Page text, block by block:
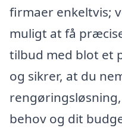
firmaer enkeltvis;
muligt at få
tilbud med blot et
og sikrer, at du
behov og dit